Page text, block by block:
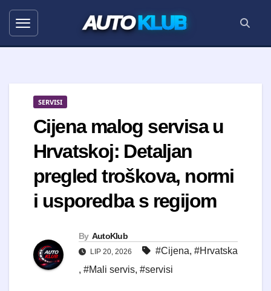
AUTOKLUB
SERVISI
Cijena malog servisa u
Hrvatskoj: Detaljan
pregled troškova, normi
i usporedba s regijom
By AutoKlub
LIP 20, 2026 #Cijena, #Hrvatska
, #Mali servis, #servisi